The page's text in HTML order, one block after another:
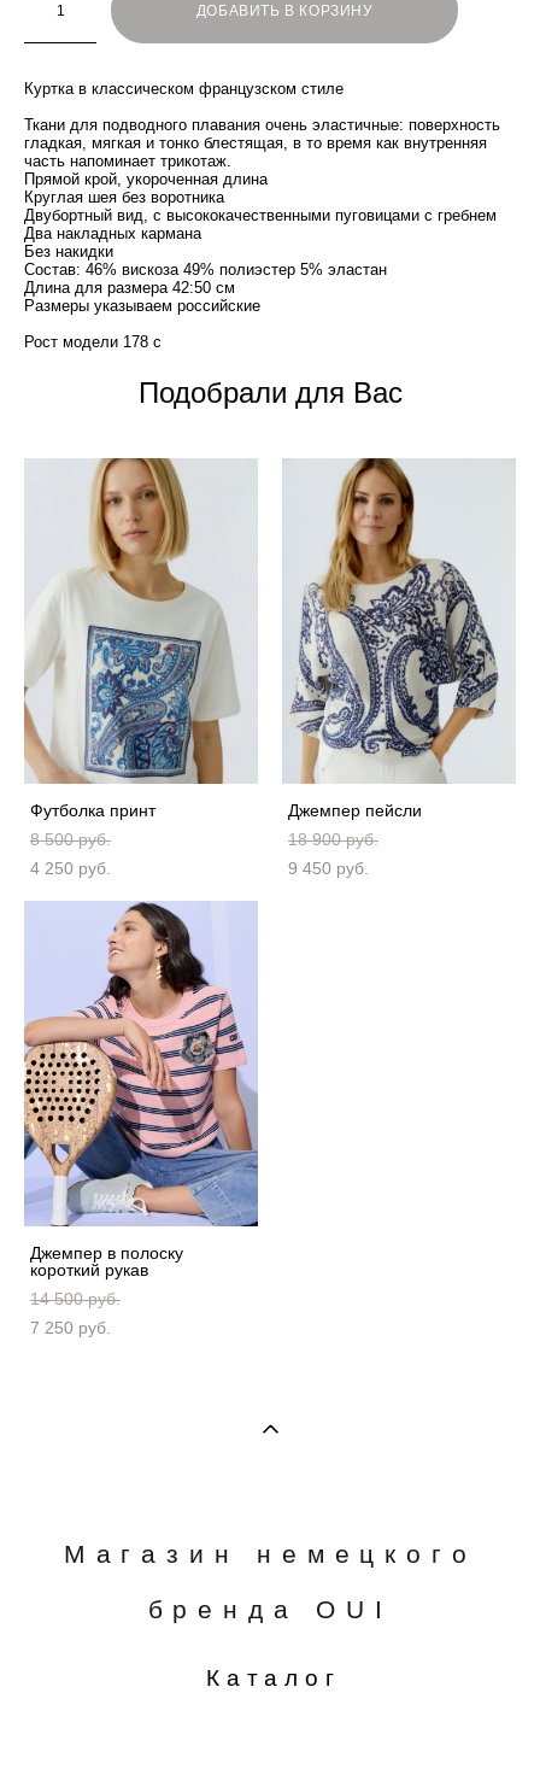
ДОБАВИТЬ В КОРЗИНУ
Куртка в классическом французском стиле
Ткани для подводного плавания очень эластичные: поверхность
гладкая, мягкая и тонко блестящая, в то время как внутренняя
часть напоминает трикотаж.
Прямой крой, укороченная длина
Круглая шея без воротника
Двубортный вид, с высококачественными пуговицами с гребнем
Два накладных кармана
Без накидки
Состав: 46% вискоза 49% полиэстер 5% эластан
Длина для размера 42:50 см
Размеры указываем российские
Рост модели 178 с
Подобрали для Вас
Футболка принт
8 500 pуб.
4 250 pуб.
Джемпер пейсли
18 900 pуб.
9 450 pуб.
Джемпер в полоску
короткий рукав
14 500 pуб.
7 250 pуб.
Магазин немецкого
бренда OUI
Каталог